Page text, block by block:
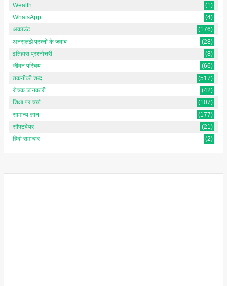
Wealth
(1)
WhatsApp
(4)
अकाउंट
(176)
अनसुलझे प्रश्नों के जवाब
(28)
इतिहास प्रश्नोत्तरी
(8)
जीवन परिचय
(66)
तकनीकी शब्द
(517)
रोचक जानकारी
(42)
शिक्षा पर चर्चा
(107)
सामान्य ज्ञान
(177)
सॉफ्टवेयर
(21)
हिंदी समाचार
(2)